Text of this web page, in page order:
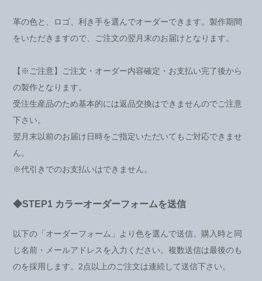
革の色と、ロゴ、利き手を選んでオーダーできます。製作期間
をいただきますので、ご注文の翌月末のお届けとなります。
【※ご注意】ご注文・オーダー内容確定・お支払い完了後から
の製作となります。
受注生産品のため基本的には返品交換はできませんのでご注意
下さい。
翌月末以前のお届け日時をご指定いただいてもご対応できませ
ん。
※代引きでのお支払いはできません。
◆STEP1 カラーオーダーフォームを送信
以下の「オーダーフォーム」より色を選んで送信。購入時と同
じ名前・メールアドレスを入力ください。複数送信は最後のも
のを採用します。2点以上のご注文は連続して送信下さい。